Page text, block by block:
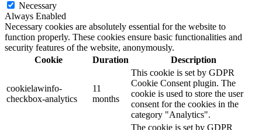
Necessary
Always Enabled
Necessary cookies are absolutely essential for the website to
function properly. These cookies ensure basic functionalities and
security features of the website, anonymously.
Cookie
Duration Description
cookielawinfo-
checkbox-analytics
11
months
This cookie is set by GDPR
Cookie Consent plugin. The
cookie is used to store the user
consent for the cookies in the
category "Analytics".
The cookie is set by GDPR